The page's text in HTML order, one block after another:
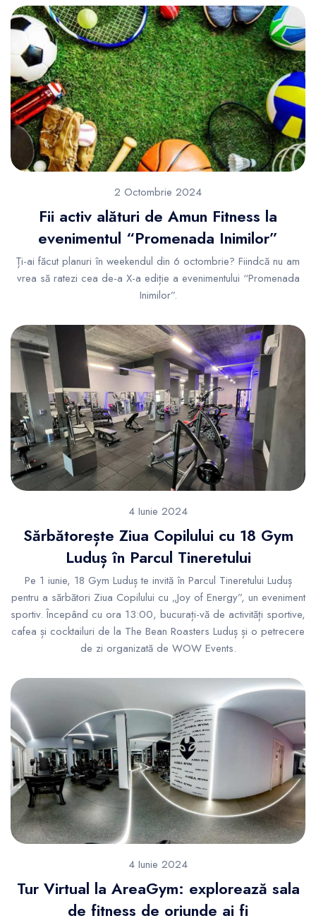
2 Octombrie 2024
Fii activ alături de Amun Fitness la
evenimentul “Promenada Inimilor”
Ți-ai făcut planuri în weekendul din 6 octombrie? Fiindcă nu am
vrea să ratezi cea de-a X-a ediție a evenimentului “Promenada
Inimilor”.
4 Iunie 2024
Sărbătorește Ziua Copilului cu 18 Gym
Luduș în Parcul Tineretului
Pe 1 iunie, 18 Gym Luduș te invită în Parcul Tineretului Luduș
pentru a sărbători Ziua Copilului cu „Joy of Energy”, un eveniment
sportiv. Începând cu ora 13:00, bucurați-vă de activități sportive,
cafea și cocktailuri de la The Bean Roasters Luduș și o petrecere
de zi organizată de WOW Events.
4 Iunie 2024
Tur Virtual la AreaGym: explorează sala
de fitness de oriunde ai fi